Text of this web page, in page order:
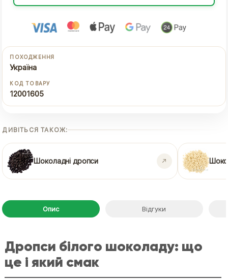
ПОХОДЖЕННЯ
Україна
КОД ТОВАРУ
12001605
ДИВІТЬСЯ ТАКОЖ:
Шоколадні дропси
Опис Відгуки
Дропси білого шоколаду: що
це і який смак